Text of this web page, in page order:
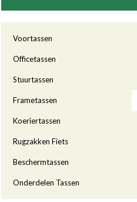
Categorieën
Voortassen
Officetassen
Stuurtassen
Frametassen
Koeriertassen
Rugzakken Fiets
Beschermtassen
Onderdelen Tassen